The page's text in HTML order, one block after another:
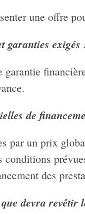
une offre
garanties exigés
garantie
de
par un prix
conditions
des
devra revêtir